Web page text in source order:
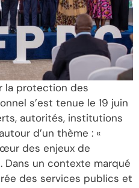
la protection des
s’est tenue le 19 juin
autorités, institutions
d’un thème : «
des enjeux de
un contexte marqué
des services publics et